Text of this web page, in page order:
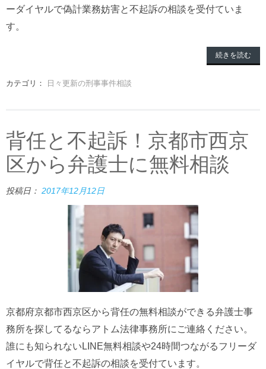
ーダイヤルで偽計業務妨害と不起訴の相談を受付ていま
す。
続きを読む
カテゴリ： 日々更新の刑事事件相談
背任と不起訴！京都市西京
区から弁護士に無料相談
投稿日： 2017年12月12日
京都府京都市西京区から背任の無料相談ができる弁護士事
務所を探してるならアトム法律事務所にご連絡ください。
誰にも知られないLINE無料相談や24時間つながるフリーダ
イヤルで背任と不起訴の相談を受付ています。